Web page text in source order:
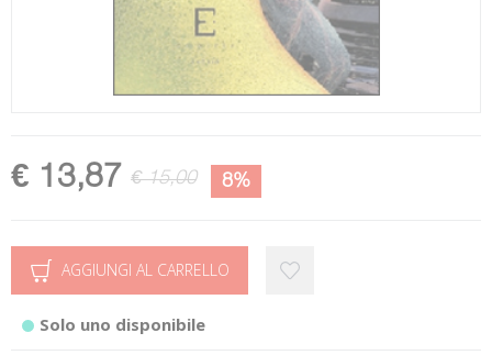
€ 13,87 € 15,00 8%
AGGIUNGI AL CARRELLO
Solo uno disponibile